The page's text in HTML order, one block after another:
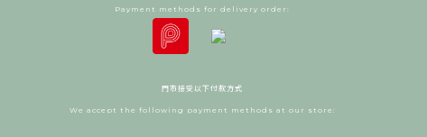
Payment methods for delivery order:
門市接受以下付款方式
We accept the following payment methods at our store: